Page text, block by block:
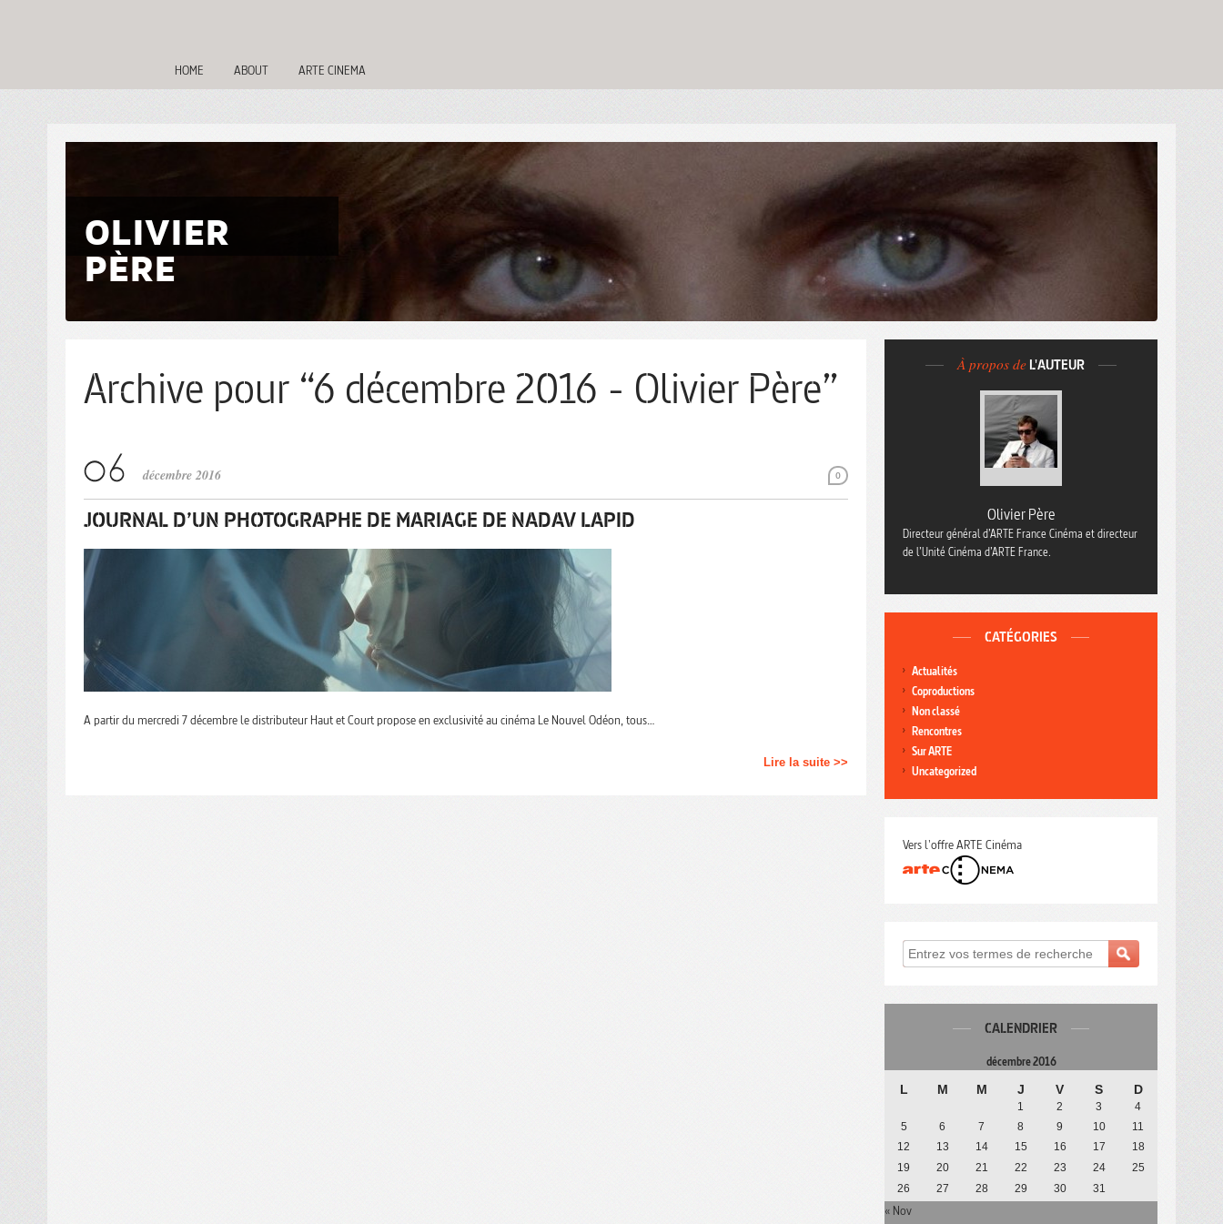
HOME ABOUT ARTE CINEMA
OLIVIER
PÈRE
Archive pour “6 décembre 2016 - Olivier Père”
0
décembre 2016
JOURNAL D’UN PHOTOGRAPHE DE MARIAGE DE NADAV LAPID
A partir du mercredi 7 décembre le distributeur Haut et Court propose en exclusivité au cinéma Le Nouvel Odéon, tous…
Lire la suite >>
À propos de L'AUTEUR
Olivier Père
Directeur général d’ARTE France Cinéma et directeur
de l’Unité Cinéma d’ARTE France.
CATÉGORIES
Actualités
Coproductions
Non classé
Rencontres
Sur ARTE
Uncategorized
Vers l'offre ARTE Cinéma
CALENDRIER
décembre 2016
L M M J V S D
1 2 3
4
5
6 7 8 9 10
11
12
13 14 15 16 17
18
19
20 21 22 23 24
25
26
27 28 29 30 31
« Nov